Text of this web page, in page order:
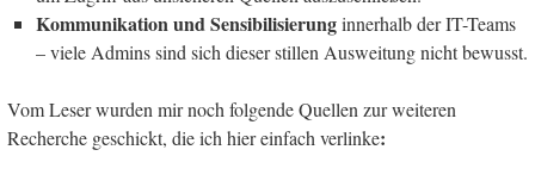
Kommunikation und Sensibilisierunginnerhalb der IT-Teams
– viele Admins sind sich dieser stillen Ausweitung nicht bewusst.
Vom Leser wurden mir noch folgende Quellen zur weiteren
Recherche geschickt, die ich hier einfach verlinke: